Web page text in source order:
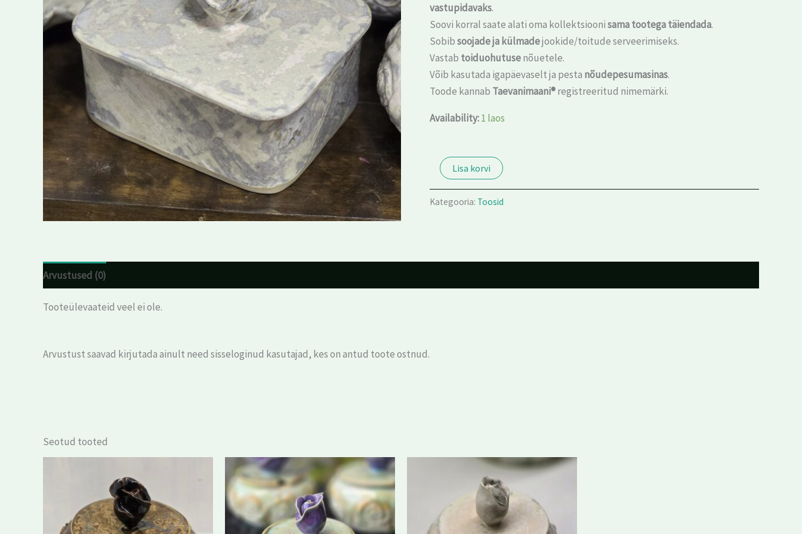
vastupidavaks.
Soovi korral saate alati oma kollektsioonisama tootega täiendada.
Sobibsoojade ja külmadejookide/toitude serveerimiseks.
Vastab toiduohutusenõuetele.
Võib kasutada igapäevaselt ja pesta nõudepesumasinas.
Toode kannab Taevanimaani®registreeritud nimemärki.
Availability:1 laos
Lisa korvi
Kategooria: Toosid
Arvustused (0)
Tooteülevaateid veel ei ole.
Arvustust saavad kirjutada ainult need sisseloginud kasutajad, kes on antud toote ostnud.
Seotud tooted